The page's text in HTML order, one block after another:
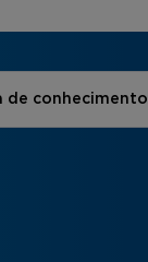
de conhecimento